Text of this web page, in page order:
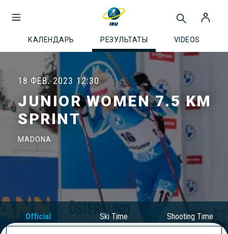
КАЛЕНДАРЬ РЕЗУЛЬТАТЫ VIDEOS
18 ФЕВ. 2023 12:30
JUNIOR WOMEN 7.5 KM
SPRINT
MADONA
Official
Results
Ski Time Shooting Time